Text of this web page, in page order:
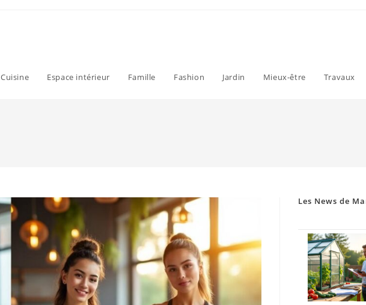
Cuisine Espace intérieur Famille Fashion Jardin Mieux-être Travaux
Les News de